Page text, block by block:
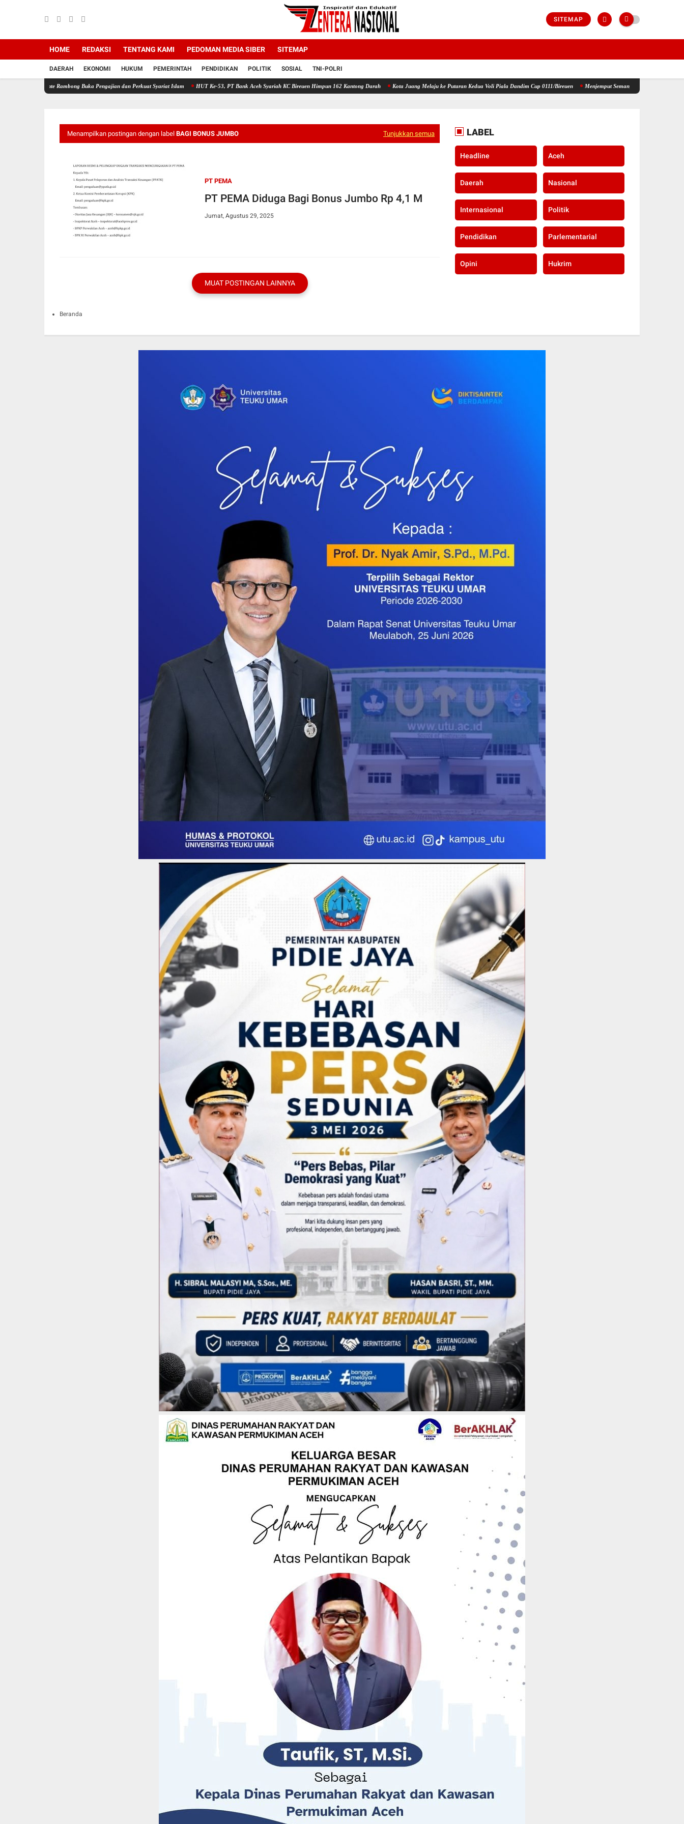
SITEMAP
HOME REDAKSI TENTANG KAMI PEDOMAN MEDIA SIBER SITEMAP
DAERAH EKONOMI HUKUM PEMERINTAH PENDIDIKAN POLITIK SOSIAL TNI-POLRI
Rambong Buka Pengajian dan Perkuat Syariat Islam HUT Ke-53, PT Bank Aceh Syariah KC Bireuen Himpun 162 Kantong Darah Kota Juang Melaju ke Putaran Kedua Voli Piala Dandim Cup 0111/Bireuen Menjemput Semangat Kemerdekaan, Kapolsek Idi
Menampilkan postingan dengan label BAGI BONUS JUMBO Tunjukkan semua
PT PEMA
PT PEMA Diduga Bagi Bonus Jumbo Rp 4,1 M
Jumat, Agustus 29, 2025
MUAT POSTINGAN LAINNYA
Beranda
LABEL
Headline Aceh
Daerah Nasional
Internasional Politik
Pendidikan Parlementarial
Opini Hukrim